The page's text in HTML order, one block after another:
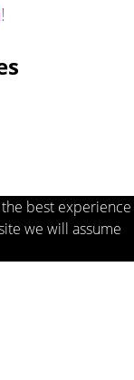
best experience
we will assume